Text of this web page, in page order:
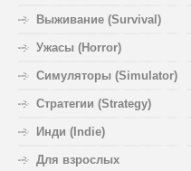
Выживание (Survival)
Ужасы (Horror)
Симуляторы (Simulator)
Стратегии (Strategy)
Инди (Indie)
Для взрослых